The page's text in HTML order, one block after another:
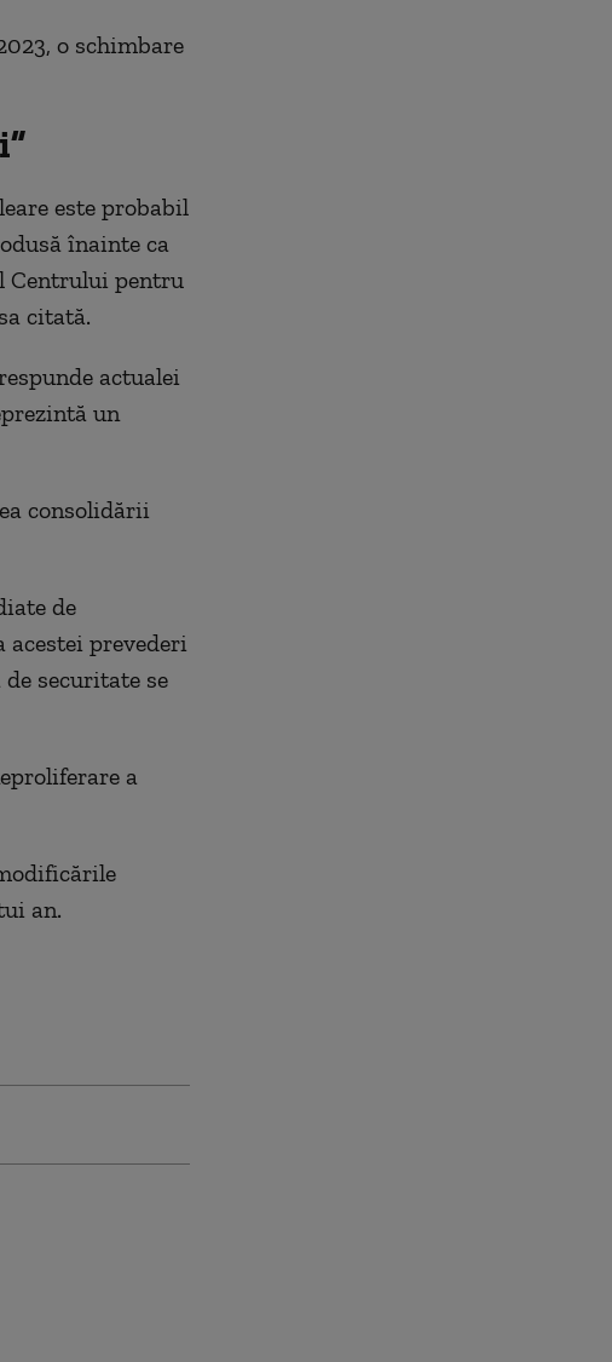
o schimbare
este probabil
înainte ca
Centrului pentru
citată.
actualei
un
consolidării
de
acestei prevederi
securitate se
a
an.